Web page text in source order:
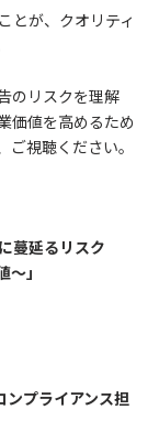
とが、クオリティ
のリスクを理解
価値を高めるため
視聴ください。
蔓延るリスク
」
ンプライアンス担